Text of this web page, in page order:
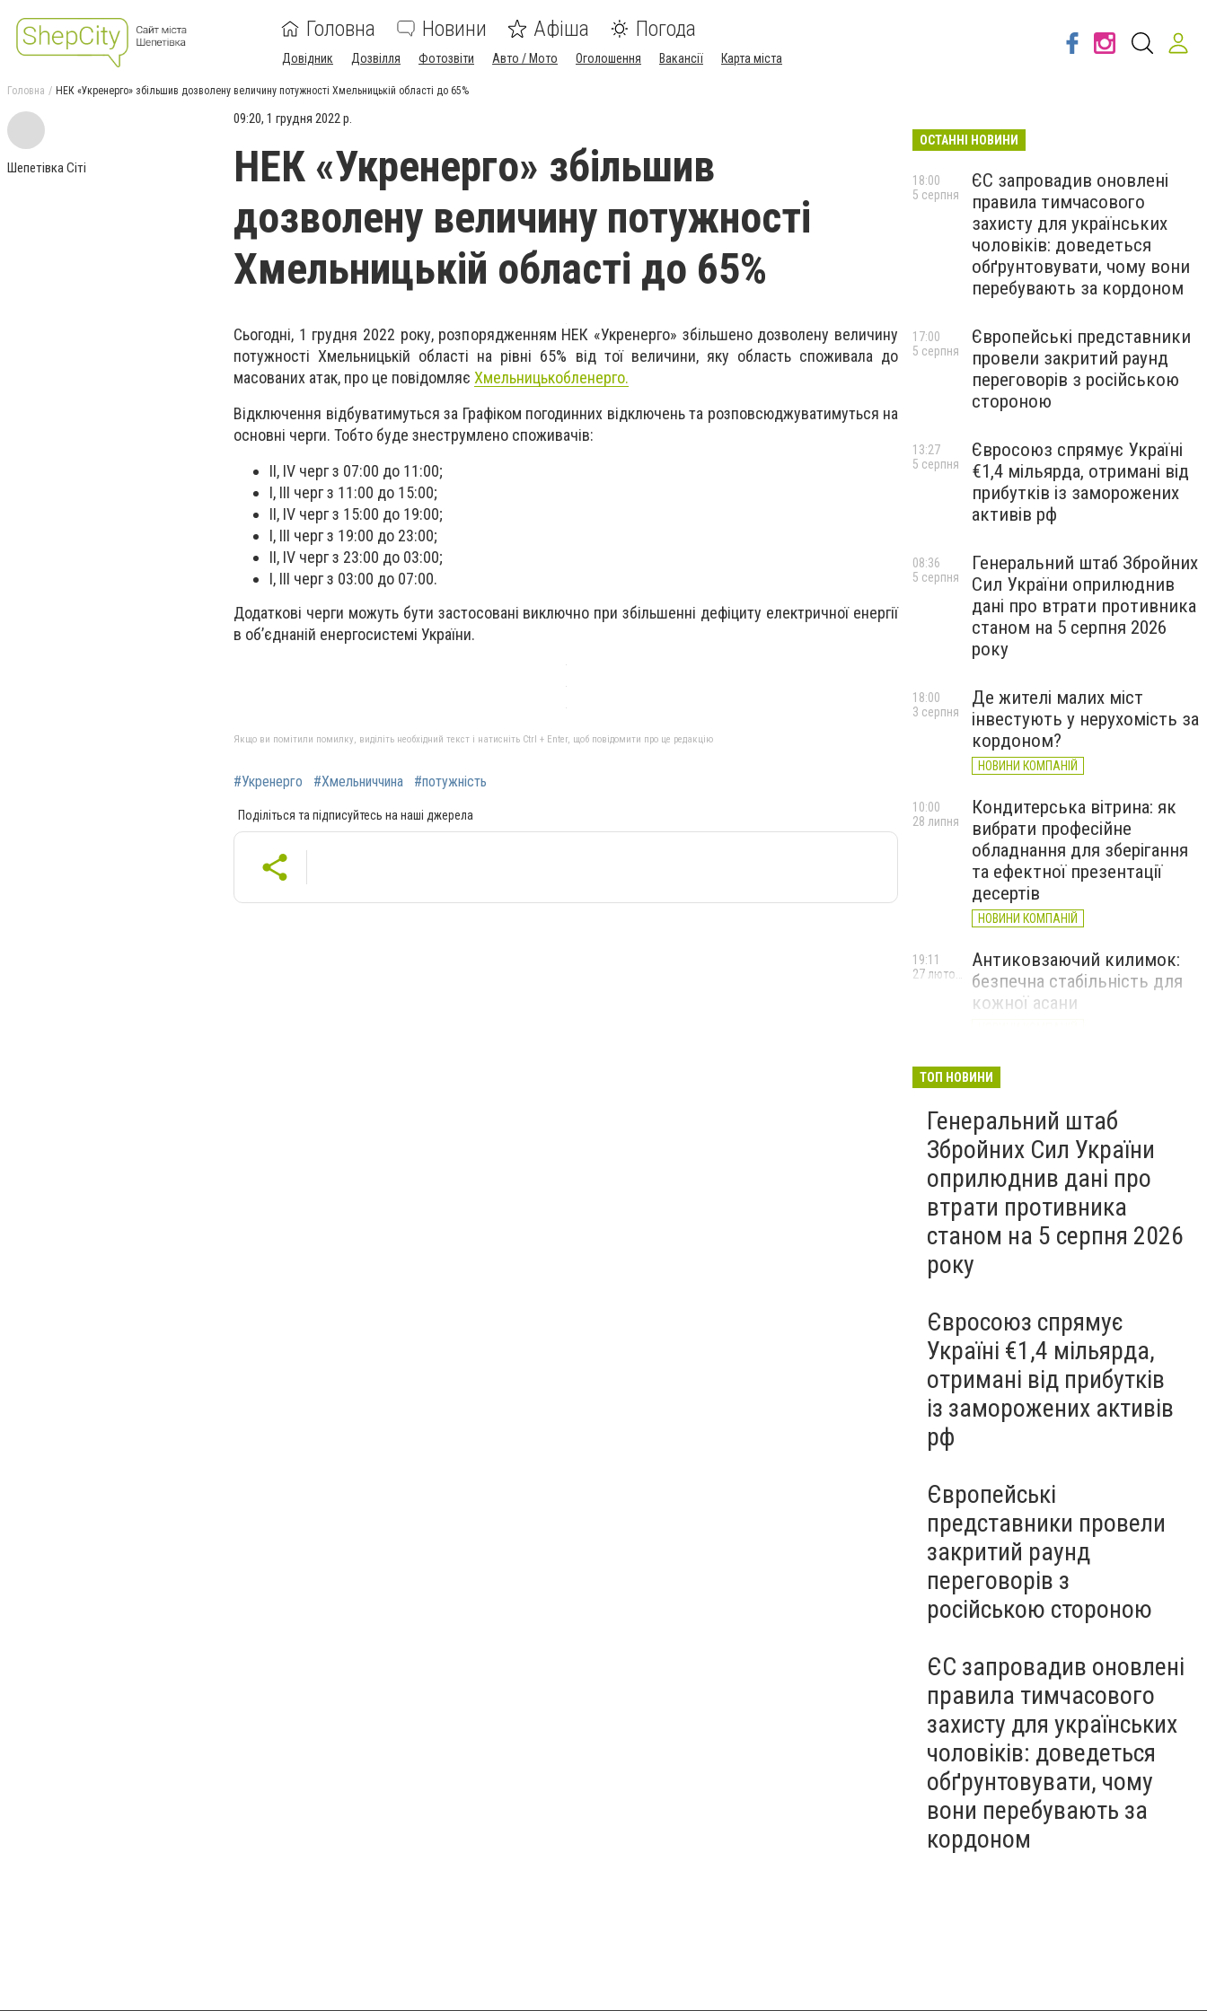
Головна Новини Афіша Погода
Довідник Дозвілля Фотозвіти Авто / Мото Оголошення Вакансії Карта міста
Головна НЕК «Укренерго» збільшив дозволену величину потужності Хмельницькій області до 65%
Шепетівка Сіті
09:20, 1 грудня 2022 р.
НЕК «Укренерго» збільшив
дозволену величину потужності
Хмельницькій області до 65%
Сьогодні, 1 грудня 2022 року, розпорядженням НЕК «Укренерго» збільшено дозволену величину
потужності Хмельницькій області на рівні 65% від тої величини, яку область споживала до
масованих атак, про це повідомляє Хмельницькобленерго.
Відключення відбуватимуться за Графіком погодинних відключень та розповсюджуватимуться на
основні черги. Тобто буде знеструмлено споживачів:
ІІ, IV черг з 07:00 до 11:00;
І, ІІІ черг з 11:00 до 15:00;
ІІ, IV черг з 15:00 до 19:00;
І, ІІІ черг з 19:00 до 23:00;
ІІ, IV черг з 23:00 до 03:00;
І, ІІІ черг з 03:00 до 07:00.
Додаткові черги можуть бути застосовані виключно при збільшенні дефіциту електричної енергії
в об’єднаній енергосистемі України.
Якщо ви помітили помилку, виділіть необхідний текст і натисніть Ctrl + Enter, щоб повідомити про це редакцію
#Укренерго #Хмельниччина #потужність
Поділіться та підписуйтесь на наші джерела
ОСТАННІ НОВИНИ
ЄС запровадив оновлені
правила тимчасового
захисту для українських
чоловіків: доведеться
обґрунтовувати, чому вони
перебувають за кордоном
18:00
5 серпня
Європейські представники
провели закритий раунд
переговорів з російською
стороною
17:00
5 серпня
Євросоюз спрямує Україні
€1,4 мільярда, отримані від
прибутків із заморожених
активів рф
13:27
5 серпня
Генеральний штаб Збройних
Сил України оприлюднив
дані про втрати противника
станом на 5 серпня 2026
року
08:36
5 серпня
Де жителі малих міст
інвестують у нерухомість за
кордоном?
НОВИНИ КОМПАНІЙ
18:00
3 серпня
Кондитерська вітрина: як
вибрати професійне
обладнання для зберігання
та ефектної презентації
десертів
НОВИНИ КОМПАНІЙ
10:00
28 липня
Антиковзаючий килимок:
безпечна стабільність для
кожної асани
19:11
Велика Британія оголосила
про новий пакет військової
та гуманітарної допомоги
Україні
17:20
24 лютого
ТОП НОВИНИ
Генеральний штаб
Збройних Сил України
оприлюднив дані про
втрати противника
станом на 5 серпня 2026
року
Євросоюз спрямує
Україні €1,4 мільярда,
отримані від прибутків
із заморожених активів
рф
Європейські
представники провели
закритий раунд
переговорів з
російською стороною
ЄС запровадив оновлені
правила тимчасового
захисту для українських
чоловіків: доведеться
обґрунтовувати, чому
вони перебувають за
кордоном